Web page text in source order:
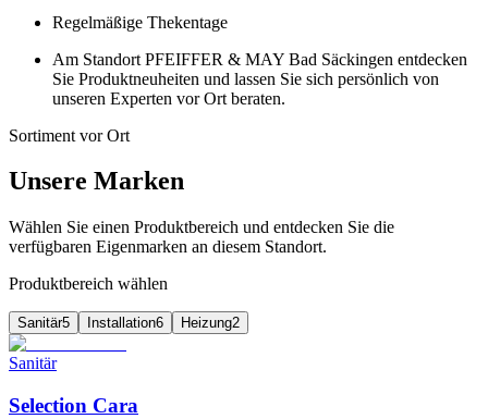
Regelmäßige Thekentage
Am Standort PFEIFFER & MAY Bad Säckingen entdecken
Sie Produktneuheiten und lassen Sie sich persönlich von
unseren Experten vor Ort beraten.
Sortiment vor Ort
Unsere Marken
Wählen Sie einen Produktbereich und entdecken Sie die
verfügbaren Eigenmarken an diesem Standort.
Produktbereich wählen
Sanitär5 Installation6 Heizung2
Sanitär
Selection Cara